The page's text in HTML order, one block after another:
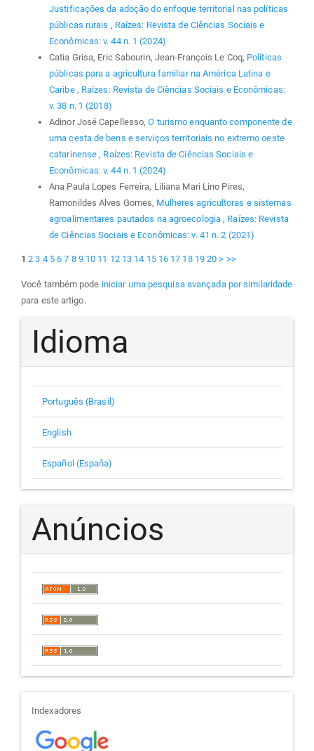
Justificações da adoção do enfoque territorial nas políticas
públicas rurais , Raízes: Revista de Ciências Sociais e
Econômicas: v. 44 n. 1 (2024)
Catia Grisa, Eric Sabourin, Jean-François Le Coq, Políticas
públicas para a agricultura familiar na América Latina e
Caribe , Raízes: Revista de Ciências Sociais e Econômicas:
v. 38 n. 1 (2018)
Adinor José Capellesso,O turismo enquanto componente de
uma cesta de bens e serviços territoriais no extremo oeste
catarinense , Raízes: Revista de Ciências Sociais e
Econômicas: v. 44 n. 1 (2024)
Ana Paula Lopes Ferreira, Liliana Mari Lino Pires,
Ramonildes Alves Gomes, Mulheres agricultoras e sistemas
agroalimentares pautados na agroecologia , Raízes: Revista
de Ciências Sociais e Econômicas: v. 41 n. 2 (2021)
1 2 3 4 5 6 7 8 9 10 11 12 13 14 15 16 17 18 19 20 > >>
Você também pode iniciar uma pesquisa avançada por similaridade
para este artigo.
Idioma
Português (Brasil)
English
Español (España)
Anúncios
indexadores
Indexadores